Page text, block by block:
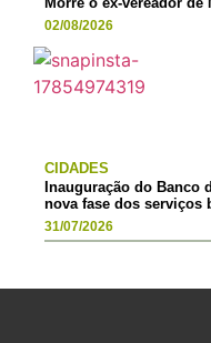
02/08/2026
CIDADES
Inauguração do Banco
nova fase dos serviços
31/07/2026